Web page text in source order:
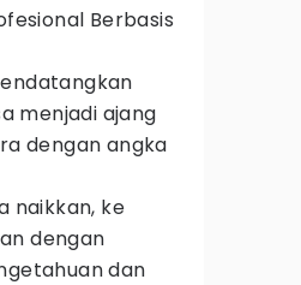
Berbasis
menjadi ajang
dengan angka
naikkan, ke
dengan
dan